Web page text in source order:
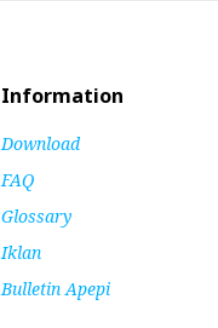
Information
Download
FAQ
Glossary
Iklan
Bulletin Apepi